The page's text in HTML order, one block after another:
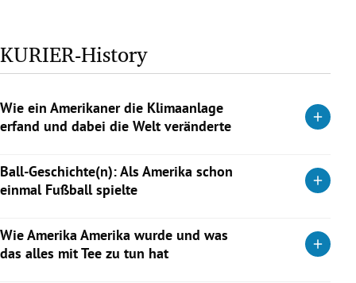
KURIER-History
Wie ein Amerikaner die Klimaanlage
erfand und dabei die Welt veränderte
zähmte, dachte niemand an die Folgen: Das Kastl machte die
Globalisierung erst möglich und weltvergessene
Weiterlesen
Ball-Geschichte(n): Als Amerika schon
einmal Fußball spielte
seine ersten Kicker hervorbrachte und warum das Vorurteil,
die Gastgeber der aktuellen WM seien keine „richtigen“
Wie Amerika Amerika wurde und was
das alles mit Tee zu tun hat